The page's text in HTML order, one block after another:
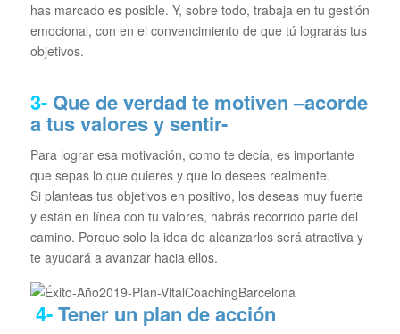
has marcado es posible. Y, sobre todo, trabaja en tu gestión
emocional, con en el convencimiento de que tú lograrás tus
objetivos.
3-Que de verdad te motiven –acorde
a tus valores y sentir-
Para lograr esa motivación, como te decía, es importante
que sepas lo que quieres y que lo desees realmente.
Si planteas tus objetivos en positivo, los deseas muy fuerte
y están en línea con tu valores, habrás recorrido parte del
camino. Porque solo la idea de alcanzarlos será atractiva y
te ayudará a avanzar hacia ellos.
4-Tener un plan de acción